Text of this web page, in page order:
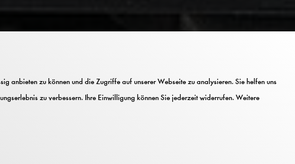
anbieten zu können und die Zugriffe auf unserer Webseite zu analysieren. Sie helfen uns
zu verbessern. Ihre Einwilligung können Sie jederzeit widerrufen. Weitere